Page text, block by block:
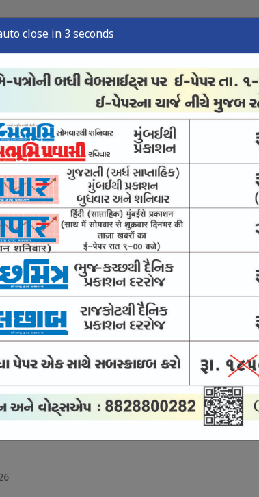
ન્યુઝ સ્પોર્ટ્સ ન્યુઝ તંત્રી લેખ
close in 2 seconds
કાંઠો સોળેકળાએ પાંગર્યો
વિસ્તરણ-યાત્રિક સુવિધાઓ વધારવા માંગ
કેશ ક્રેડિટ લોન